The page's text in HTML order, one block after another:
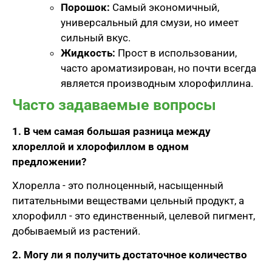
Порошок: Самый экономичный,
универсальный для смузи, но имеет
сильный вкус.
Жидкость: Прост в использовании,
часто ароматизирован, но почти всегда
является производным хлорофиллина.
Часто задаваемые вопросы
1. В чем самая большая разница между
хлореллой и хлорофиллом в одном
предложении?
Хлорелла - это полноценный, насыщенный
питательными веществами цельный продукт, а
хлорофилл - это единственный, целевой пигмент,
добываемый из растений.
2. Могу ли я получить достаточное количество